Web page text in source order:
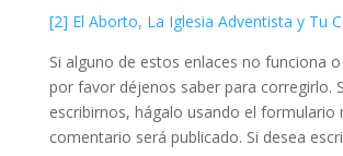
[2] El Aborto, La Iglesia Adventista y Tu
Si alguno de estos enlaces no funciona
por favor déjenos saber para corregirlo.
escribirnos, hágalo usando el formulario
comentario será publicado. Si desea